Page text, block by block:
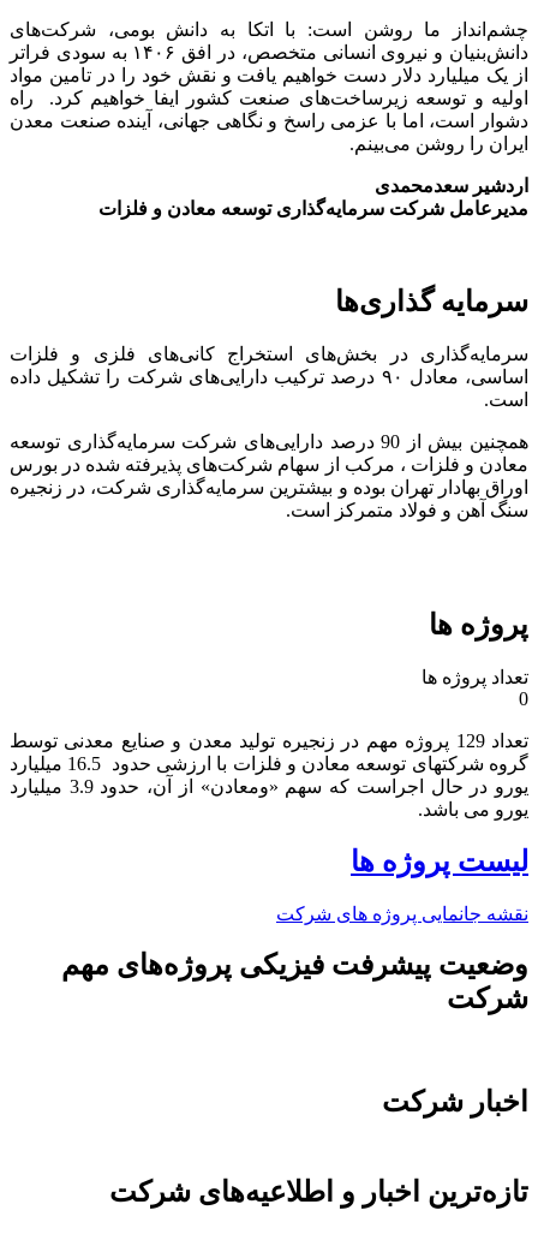
چشم‌انداز ما روشن است: با اتکا به دانش بومی، شرکت‌های
دانش‌بنیان و نیروی انسانی متخصص، در افق ۱۴۰۶ به سودی فراتر
از یک میلیارد دلار دست خواهیم یافت و نقش خود را در تامین مواد
اولیه و توسعه زیرساخت‌های صنعت کشور ایفا خواهیم کرد. راه
دشوار است، اما با عزمی راسخ و نگاهی جهانی، آینده صنعت معدن
ایران را روشن می‌بینم.
اردشیر سعدمحمدی
مدیرعامل شرکت سرمایه‌گذاری توسعه معادن و فلزات
سرمایه گذاری‌ها
سرمایه‌گذاری در بخش‌های استخراج کانی‌های فلزی و فلزات
اساسی، معادل ۹۰ درصد ترکیب دارایی‌های شرکت را تشکیل داده
است.
همچنین بیش از 90 درصد دارایی‌های شرکت سرمایه‌گذاری توسعه
معادن و فلزات ، مرکب از سهام شرکت‌های پذیرفته شده در بورس
اوراق بهادار تهران بوده و بیشترین سرمایه‌گذاری شرکت، در زنجیره
سنگ آهن و فولاد متمرکز است.
پروژه ها
تعداد پروژه ها
0
تعداد 129 پروژه مهم در زنجیره تولید معدن و صنایع معدنی توسط
گروه شرکتهای توسعه معادن و فلزات با ارزشی حدود 16.5 میلیارد
یورو در حال اجراست که سهم «ومعادن» از آن، حدود 3.9 میلیارد
یورو می باشد.​
لیست پروژه ها
نقشه جانمایی پروژه های شرکت
وضعیت پیشرفت فیزیکی پروژه‌های مهم
شرکت
اخبار شرکت
تازه‌ترین اخبار و اطلاعیه‌های شرکت